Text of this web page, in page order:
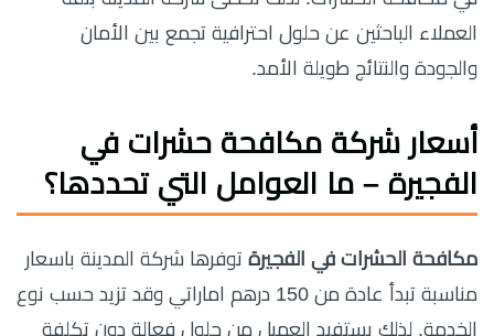
العملاء الباحثين عن حلول احترافية تجمع بين الأمان
والجودة والنتائج طويلة الأمد.
أسعار شركة مكافحة حشرات في
الفجيرة – ما العوامل التي تحددها؟
مكافحة الحشرات في الفجيرة توفرها شركة المدينة باسعار
مناسبة تبدأ عادة من 150 درهم اماراتي وقد تزيد حسب نوع
الخدمة. لذلك يستفيد العميل من حلول فعالة دون تكلفة